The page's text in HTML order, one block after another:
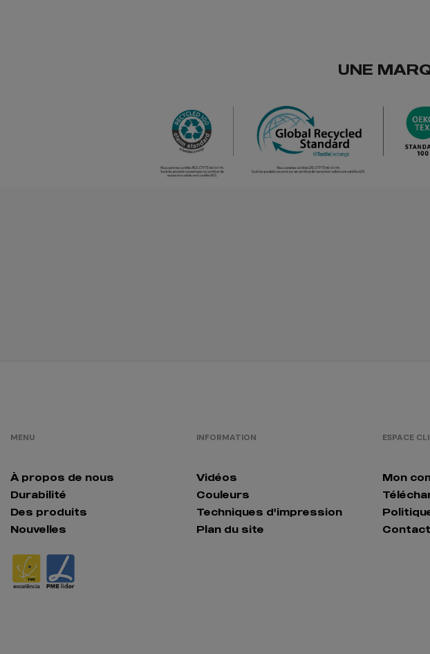
UNE
MENU
À propos de nous
Durabilité
Des produits
Nouvelles
INFORMATION
Vidéos
Couleurs
Techniques d'impression
Plan du site
ESPACE
Mon